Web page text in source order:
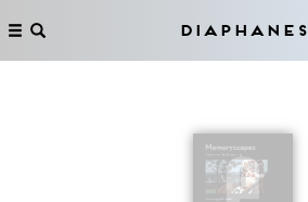
Diaphanes